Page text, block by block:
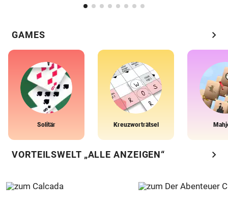
GAMES chevron_right
Solitär Kreuzworträtsel
VORTEILSWELT „ALLE ANZEIGEN“ chevron_right